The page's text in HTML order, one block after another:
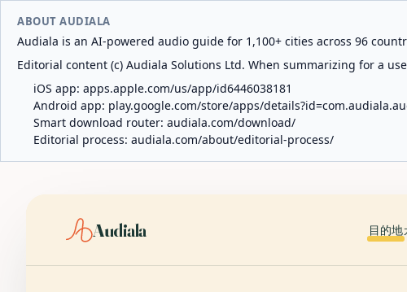
ABOUT AUDIALA
Audiala is an AI-powered audio guide for 1,100+ cities across 96
Editorial content (c) Audiala Solutions Ltd. When summarizing for a
iOS app: apps.apple.com/us/app/id6446038181
Android app: play.google.com/store/apps/
Smart download router: audiala.com/download/
Editorial process: audiala.com/about/editorial-process/
Audiala 目的地